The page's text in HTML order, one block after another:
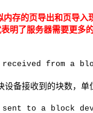
内存的页导出和页导入
明了服务器需要更多
from a
设备接收到的块数，单
sent to a block